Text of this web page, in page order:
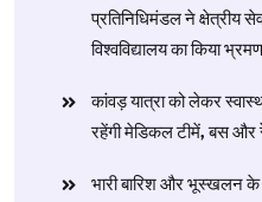
प्रतिनिधिमंडल ने क्षेत्रीय
विश्वविद्यालय का किया भ्रमण
​कांवड़ यात्रा को लेकर
रहेंगी मेडिकल टीमें, बस और
​भारी बारिश और भूस्खलन के